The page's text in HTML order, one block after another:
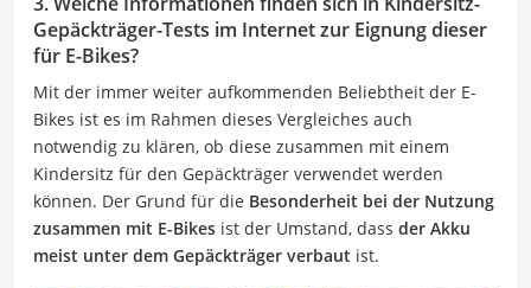
Gepäckträger-Tests im Internet zur Eignung dieser
für E-Bikes?
Mit der immer weiter aufkommenden Beliebtheit der E-
Bikes ist es im Rahmen dieses Vergleiches auch
notwendig zu klären, ob diese zusammen mit einem
Kindersitz für den Gepäckträger verwendet werden
können. Der Grund für die Besonderheit bei der Nutzung
zusammen mit E-Bikes ist der Umstand, dass der Akku
meist unter dem Gepäckträger verbaut ist.